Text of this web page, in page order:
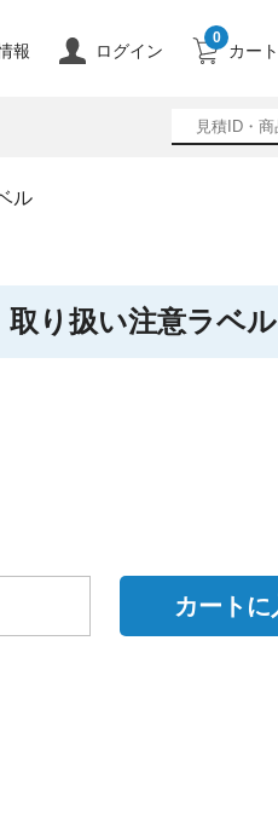
報 ログイン カート
0
ル
り扱い注意ラベル